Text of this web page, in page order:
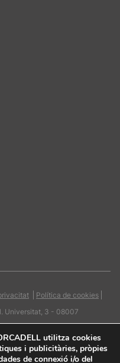
Política de cookies
Universitat, 3 - 08007
utilitza cookies
i publicitàries, pròpies
de connexió i/o del